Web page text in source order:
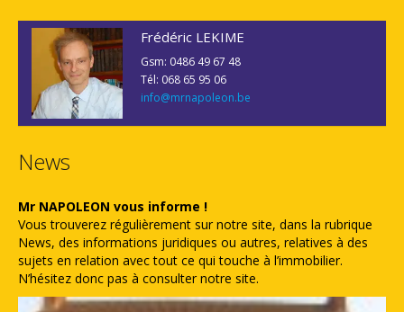
Frédéric LEKIME
Gsm: 0486 49 67 48
Tél: 068 65 95 06
info@mrnapoleon.be
News
Mr NAPOLEON vous informe !
Vous trouverez régulièrement sur notre site, dans la rubrique
News, des informations juridiques ou autres, relatives à des
sujets en relation avec tout ce qui touche à l’immobilier.
N’hésitez donc pas à consulter notre site.